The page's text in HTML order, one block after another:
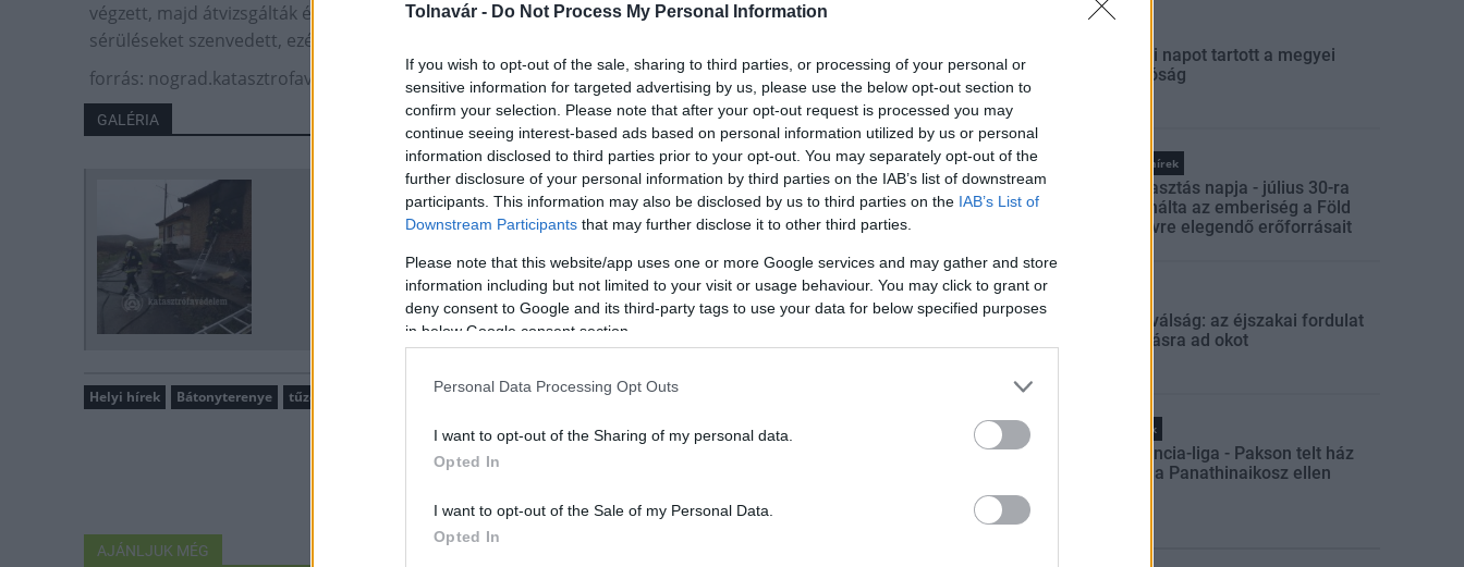
Tolnavár - Do Not Process My Personal Information
If you wish to opt-out of the sale, sharing to third parties, or processing of your personal or
sensitive information for targeted advertising by us, please use the below opt-out section to
confirm your selection. Please note that after your opt-out request is processed you may
continue seeing interest-based ads based on personal information utilized by us or personal
information disclosed to third parties prior to your opt-out. You may separately opt-out of the
further disclosure of your personal information by third parties on the IAB’s list of downstream
participants. This information may also be disclosed by us to third parties on the IAB’s List of
Downstream Participants that may further disclose it to other third parties.
Please note that this website/app uses one or more Google services and may gather and store
information including but not limited to your visit or usage behaviour. You may click to grant or
deny consent to Google and its third-party tags to use your data for below specified purposes
in below Google consent section.
Personal Data Processing Opt Outs
I want to opt-out of the Sharing of my personal data.
Opted In
I want to opt-out of the Sale of my Personal Data.
Opted In
végzett, majd átvizsgálták és átszellőztették a családi házat. Az egyik lakó az oltás közben égési
sérüléseket szenvedett, ezért őt a mentőszolgálat munkatársai kórházba szállították.
forrás: nograd.katasztrofavedelem.hu
GALÉRIA
Helyi hírek Bátonyterenye tűzoltóság Nógrád Megyei Katasztrófavédelem
AJÁNLJUK MÉG
Szakmai napot tartott a megyei
igazgatóság
Országos hírek
Túlfogyasztás napja - július 30-ra
felhasználta az emberiség a Föld
egész évre elegendő erőforrásait
Energiaválság: az éjszakai fordulat
bizakodásra ad okot
Helyi hírek
Konferencia-liga - Pakson telt ház
várható a Panathinaikosz ellen